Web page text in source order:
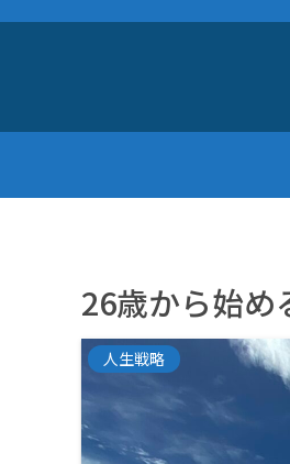
26歳から始め
人生戦略